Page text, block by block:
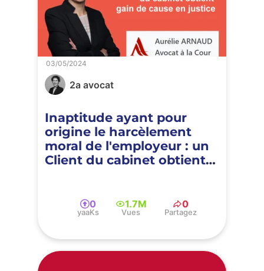
2a avocat
Inaptitude ayant pour
origine le harcèlement
moral de l'employeur : un
Client du cabinet obtient
03/05/2024
0
yaaKs
1.7M
Vues
0
Partagez